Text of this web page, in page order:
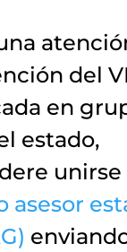
del
en
estado,
unirse
asesor